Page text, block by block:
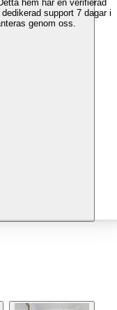
hem har en verifierad
support 7 dagar i
genom oss.